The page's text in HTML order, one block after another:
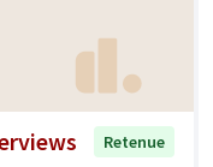
Retenue